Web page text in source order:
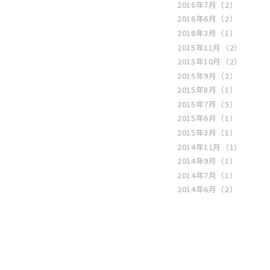
2016年7月 （2）
2016年6月 （2）
2016年3月 （1）
2015年11月
（2）
2015年10月
（2）
2015年9月 （2）
2015年8月 （1）
2015年7月 （5）
2015年6月 （1）
2015年3月 （1）
2014年11月
（1）
2014年9月 （1）
2014年7月 （1）
2014年6月 （2）